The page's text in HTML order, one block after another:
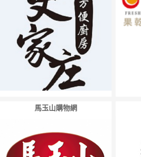
馬玉山購物網